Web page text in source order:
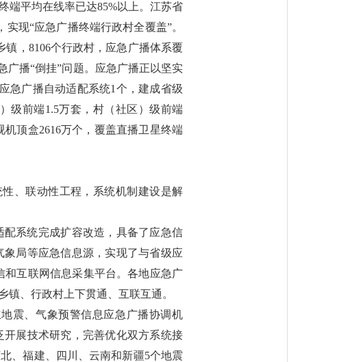
端平均在线率已达85%以上。江苏省
现“应急广播终端行政村全覆盖”。
镇，8106个行政村，应急广播体系覆
广播“倒挂”问题。应急广播正以坚实
急广播自动适配系统1个，建成省级
级前端1.5万套，村（社区）级前端
顶盒2616万个，覆盖直播卫星终端
、联动性工程，系统机制建设是解
系统完成扩容改造，具备了应急信
局等应急信息源，实现了与省级应
互联网信息采集平台。各地应急广
、行政村上下贯通、互联互通。
震、气象预警信息应急广播协调机
展技术研究，完善优化双方系统接
、福建、四川、云南和新疆5个地震